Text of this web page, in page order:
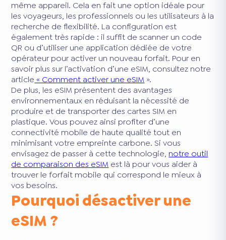
même appareil. Cela en fait une option idéale pour
les voyageurs, les professionnels ou les utilisateurs à la
recherche de flexibilité. La configuration est
également très rapide : il suffit de scanner un code
QR ou d’utiliser une application dédiée de votre
opérateur pour activer un nouveau forfait. Pour en
savoir plus sur l’activation d’une eSIM, consultez notre
article « Comment activer une eSIM ».
De plus, les eSIM présentent des avantages
environnementaux en réduisant la nécessité de
produire et de transporter des cartes SIM en
plastique. Vous pouvez ainsi profiter d’une
connectivité mobile de haute qualité tout en
minimisant votre empreinte carbone. Si vous
envisagez de passer à cette technologie, notre outil
de comparaison des eSIM est là pour vous aider à
trouver le forfait mobile qui correspond le mieux à
vos besoins.
Pourquoi désactiver une
eSIM ?